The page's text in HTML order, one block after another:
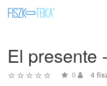
El presente
0 4